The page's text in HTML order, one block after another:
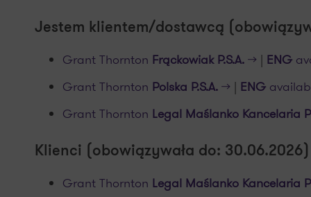
Jestem klientem/dostawcą
Grant Thornton Frąckowiak P.S.A.>> | ENG
Grant Thornton Polska P.S.A.>> | ENG
Grant Thornton Legal Maślanko Kancelaria
Klienci (obowiązywała do: 30.06.2026)
Grant Thornton Legal Maślanko Kancelaria